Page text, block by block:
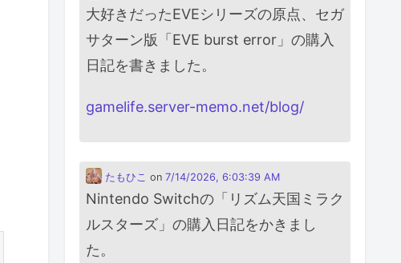
大好きだったEVEシリーズの原点、セガ
サターン版「EVE burst error」の購入
日記を書きました。
gamelife.server-memo.net/blog/
たもひこ on 7/14/2026, 6:03:39 AM
Nintendo Switchの「リズム天国ミラク
ルスターズ」の購入日記をかきまし
た。